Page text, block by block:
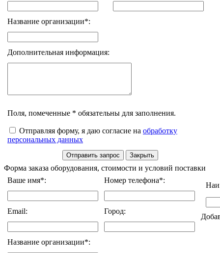
Название организации*:
Дополнительная информация:
Поля, помеченные * обязательны для заполнения.
Отправляя форму, я даю согласие на обработку
персональных данных
Форма заказа оборудования, стоимости и условий поставки
Ваше имя*:
Номер телефона*:
Email: Город:
Название организации*: